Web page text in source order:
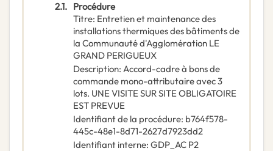
2.1. Procédure
Titre: Entretien et maintenance des
installations thermiques des bâtiments de
la Communauté d'Agglomération LE
GRAND PERIGUEUX
Description: Accord-cadre à bons de
commande mono-attributaire avec 3
lots. UNE VISITE SUR SITE OBLIGATOIRE
EST PREVUE
Identifiant de la procédure: b764f578-
445c-48e1-8d71-2627d7923dd2
Identifiant interne: GDP_AC P2